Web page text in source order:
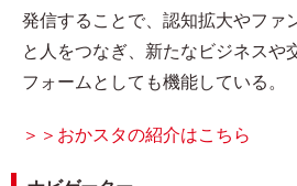
発信することで、認知拡大やファ
と人をつなぎ、新たなビジネスや
フォームとしても機能している。
＞＞おかスタの紹介はこちら